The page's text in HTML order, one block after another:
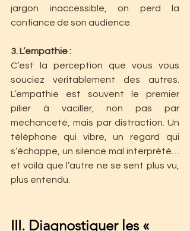
jargon inaccessible, on perd la
confiance de son audience.
3. L’empathie :
C’est la perception que vous vous
souciez véritablement des autres.
L’empathie est souvent le premier
pilier à vaciller, non pas par
méchanceté, mais par distraction. Un
téléphone qui vibre, un regard qui
s’échappe, un silence mal interprété…
et voilà que l’autre ne se sent plus vu,
plus entendu.
III. Diagnostiquer les «